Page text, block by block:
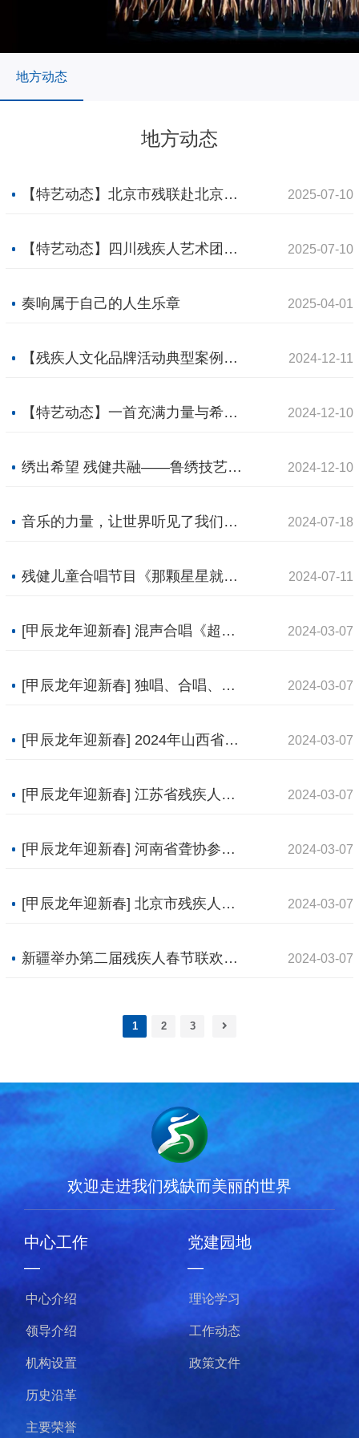
地方动态
地方动态
【特艺动态】北京市残联赴北京舞蹈学院调研 共探艺术赋能康复新路径 2025-07-10
【特艺动态】四川残疾人艺术团温江路演 | 用音乐诠释生命的坚韧与美好 2025-07-10
奏响属于自己的人生乐章 2025-04-01
【残疾人文化品牌活动典型案例】陕西：开展残疾人作家采风活动 2024-12-11
【特艺动态】一首充满力量与希望的歌曲——《筑梦远行》 2024-12-10
绣出希望 残健共融——鲁绣技艺传承创新发展高级培训班开班 2024-12-10
音乐的力量，让世界听见了我们的声音——上海盲童 “绣球花开”国家大剧院 2024-07-18
残健儿童合唱节目《那颗星星就是我呀》即将在第十七届中国国际合唱节开幕式上闪亮登场 2024-07-11
[甲辰龙年迎新春] 混声合唱《超越极限》沈阳市残疾人合唱团 2024-03-07
[甲辰龙年迎新春] 独唱、合唱、乐器演奏、诗歌朗诵……这场盲人春晚很精彩 2024-03-07
[甲辰龙年迎新春] 2024年山西省盲协网络春节联欢晚会 2024-03-07
[甲辰龙年迎新春] 江苏省残疾人文化体育指导中心举办新春慰问音乐会 2024-03-07
[甲辰龙年迎新春] 河南省聋协参加省朗诵协会诗歌春晚 2024-03-07
[甲辰龙年迎新春] 北京市残疾人服务示范中心携手市级职康站开展文艺演出等精彩活动 2024-03-07
新疆举办第二届残疾人春节联欢晚会 2024-03-07
1 2 3
欢迎走进我们残缺而美丽的世界
中心工作
—
中心介绍
领导介绍
机构设置
历史沿革
主要荣誉
党建园地
—
理论学习
工作动态
政策文件